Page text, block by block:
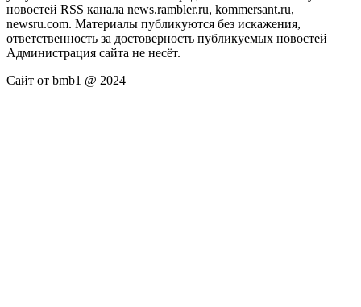
новостей RSS канала news.rambler.ru, kommersant.ru,
newsru.com. Материалы публикуются без искажения,
ответственность за достоверность публикуемых новостей
Администрация сайта не несёт.
Сайт от bmb1 @ 2024